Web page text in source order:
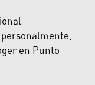
en Punto